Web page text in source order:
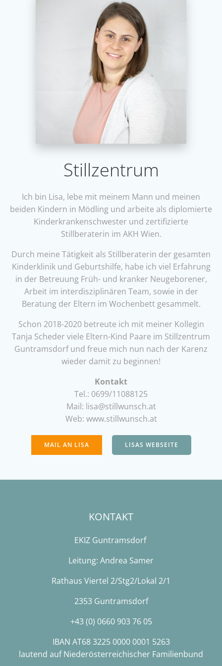
Stillzentrum
Ich bin Lisa, lebe mit meinem Mann und meinen
beiden Kindern in Mödling und arbeite als diplomierte
Kinderkrankenschwester und zertifizierte
Stillberaterin im AKH Wien.
Durch meine Tätigkeit als Stillberaterin der gesamten
Kinderklinik und Geburtshilfe, habe ich viel Erfahrung
in der Betreuung Früh- und kranker Neugeborener,
Arbeit im interdisziplinären Team, sowie in der
Beratung der Eltern im Wochenbett gesammelt.
Schon 2018-2020 betreute ich mit meiner Kollegin
Tanja Scheder viele Eltern-Kind Paare im Stillzentrum
Guntramsdorf und freue mich nun nach der Karenz
wieder damit zu beginnen!
Kontakt
Tel.: 0699/11088125
Mail: lisa@stillwunsch.at
Web: www.stillwunsch.at
MAIL AN LISA LISAS WEBSEITE
KONTAKT
EKIZ Guntramsdorf
Leitung: Andrea Samer
Rathaus Viertel 2/Stg2/Lokal 2/1
2353 Guntramsdorf
+43 (0) 0660 903 76 05
IBAN AT68 3225 0000 0001 5263
lautend auf Niederösterreichischer Familienbund